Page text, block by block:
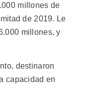
millones de
de 2019. Le
millones, y
destinaron
capacidad en